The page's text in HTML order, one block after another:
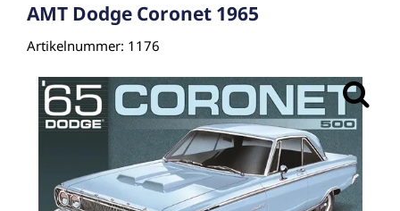
AMT Dodge Coronet 1965
Artikelnummer: 1176